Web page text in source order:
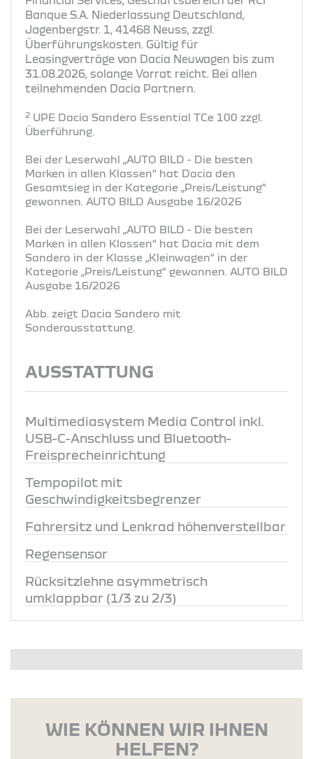
Banque S.A. Niederlassung Deutschland,
Jagenbergstr. 1, 41468 Neuss, zzgl.
Überführungskosten. Gültig für
Leasingverträge von Dacia Neuwagen bis zum
31.08.2026, solange Vorrat reicht. Bei allen
teilnehmenden Dacia Partnern.
2 UPE Dacia Sandero Essential TCe 100 zzgl.
Überführung.
Bei der Leserwahl „AUTO BILD - Die besten
Marken in allen Klassen“ hat Dacia den
Gesamtsieg in der Kategorie „Preis/Leistung“
gewonnen. AUTO BILD Ausgabe 16/2026
Bei der Leserwahl „AUTO BILD - Die besten
Marken in allen Klassen“ hat Dacia mit dem
Sandero in der Klasse „Kleinwagen“ in der
Kategorie „Preis/Leistung“ gewonnen. AUTO BILD
Ausgabe 16/2026
Abb. zeigt Dacia Sandero mit
Sonderausstattung.
AUSSTATTUNG
Multimediasystem Media Control inkl.
USB-C-Anschluss und Bluetooth-
Freisprecheinrichtung
Tempopilot mit
Geschwindigkeitsbegrenzer
Fahrersitz und Lenkrad höhenverstellbar
Regensensor
Rücksitzlehne asymmetrisch
umklappbar (1/3 zu 2/3)
WIE KÖNNEN WIR IHNEN
HELFEN?